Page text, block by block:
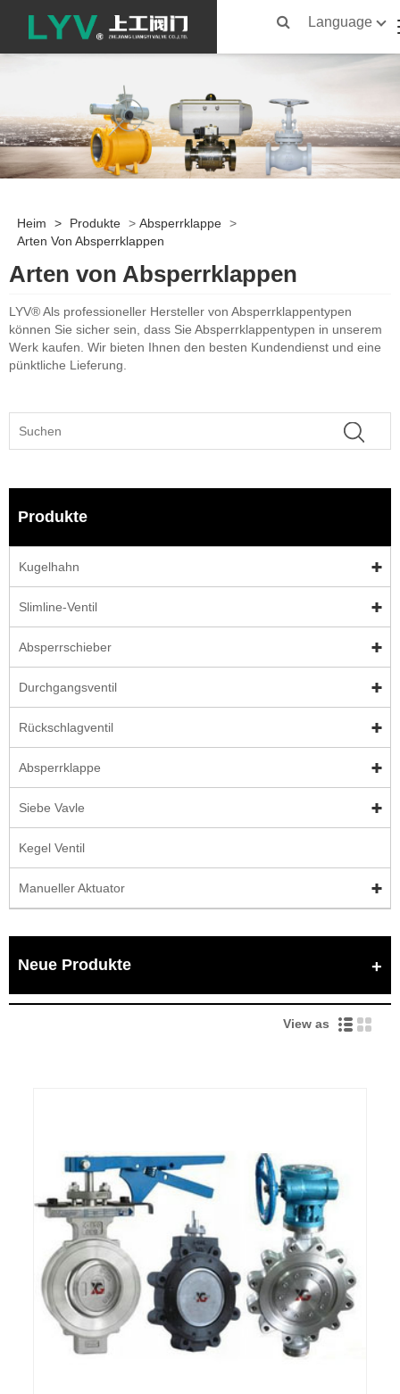
Language
Heim > Produkte > Absperrklappe >
Arten Von Absperrklappen
Arten von Absperrklappen
LYV® Als professioneller Hersteller von Absperrklappentypen
können Sie sicher sein, dass Sie Absperrklappentypen in unserem
Werk kaufen. Wir bieten Ihnen den besten Kundendienst und eine
pünktliche Lieferung.
Produkte
Kugelhahn
Slimline-Ventil
Absperrschieber
Durchgangsventil
Rückschlagventil
Absperrklappe
Siebe Vavle
Kegel Ventil
Manueller Aktuator
Neue Produkte
View as